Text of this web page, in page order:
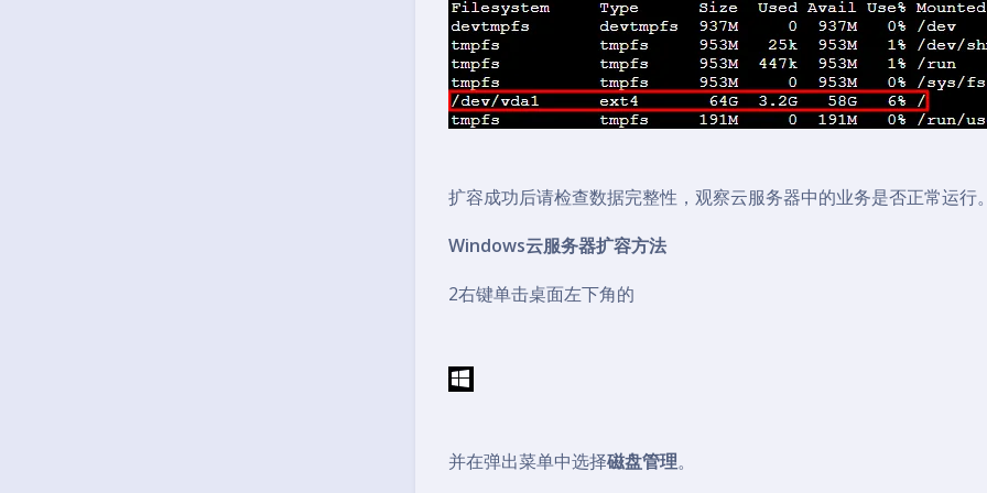
扩容成功后请检查数据完整性，观察云服务器中的业务是否正常运行
Windows云服务器扩容方法
2右键单击桌面左下角的
并在弹出菜单中选择磁盘管理。